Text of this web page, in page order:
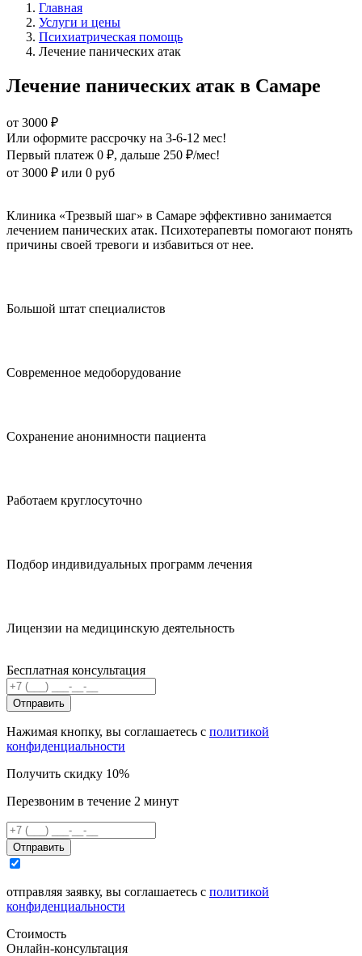
Главная
Услуги и цены
Психиатрическая помощь
Лечение панических атак
Лечение панических атак в Самаре
от 3000 ₽
Или оформите рассрочку на 3-6-12 мес!
Первый платеж 0 ₽, дальше 250 ₽/мес!
от 3000 ₽ или 0 руб
Клиника «Трезвый шаг» в Самаре эффективно занимается
лечением панических атак. Психотерапевты помогают понять
причины своей тревоги и избавиться от нее.
Большой штат специалистов
Современное медоборудование
Сохранение анонимности пациента
Работаем круглосуточно
Подбор индивидуальных программ лечения
Лицензии на медицинскую деятельность
Бесплатная консультация
Отправить
Нажимая кнопку, вы соглашаетесь с политикой
конфиденциальности
Получить скидку 10%
Перезвоним в течение 2 минут
Отправить
отправляя заявку, вы соглашаетесь с политикой
конфиденциальности
Стоимость
Онлайн-консультация